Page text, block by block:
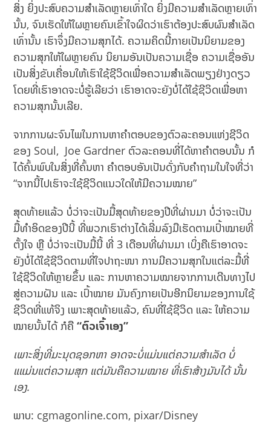
ສິ່ງ ຍິ່ງປະສົບຄວາມສຳເລັດຫຼາຍເທົ່າໃດ ຍິ່ງມີຄວາມສຳເລັດຫຼາຍເທົ່າ
ນັ້ນ, ຈົນເຮັດໃຫ້ໃຜຫຼາຍຄົນເຂົ້າໃຈຜິດວ່າເຮົາຕ້ອງປະສົບຜົນສຳເລັດ
ເທົ່ານັ້ນ ເຮົາຈຶ່ງມີຄວາມສຸກໄດ້. ຄວາມຄິດນີ້ກາຍເປັນນິຍາມຂອງ
ຄວາມສຸກໃຫ້ໃຜຫຼາຍຄົນ ນິຍາມອັນເປັນຄວາມເຊື່ອ ຄວາມເຊື່ອອັນ
ເປັນສິ່ງຂັບເຄື່ອນໃຫ້ເຮົາໃຊ້ຊີວິດເພື່ອຄວາມສຳເລັດພຽງຢ່າງດຽວ
ໂດຍທີ່ເຮົາອາດຈະບໍ່ຮູ້ເລີຍວ່າ ເຮົາອາດຈະຍັງບໍ່ໄດ້ໃຊ້ຊີວິດເພື່ອຫາ
ຄວາມສຸກນັ້ນເລີຍ.
ຈາກການຜະຈົນໄພໃນການຫາຄຳຕອບຂອງຕົວລະຄອນແຫ່ງຊີວິດ
ຂອງ Soul, Joe Gardner ຕົວລະຄອນທີ່ໄດ້ຫາຄຳຕອບນັ້ນ ກໍ
ໄດ້ຄົ້ນພົບໃນສິ່ງທີ່ຄົ້ນຫາ ຄຳຕອບອັນເປັນດັ່ງກັບຄຳຖາມໃນໃຈທີ່ວ່າ
“ຈາກນີ້ໄປເຮົາຈະໃຊ້ຊີວິດແນວໃດໃຫ້ມີຄວາມໝາຍ”
ສຸດທ້າຍແລ້ວ ບໍ່ວ່າຈະເປັນມື້ສຸດທ້າຍຂອງປີທີ່ຜ່ານມາ ບໍ່ວ່າຈະເປັນ
ມື້ທຳອິດຂອງປີນີ້ ທີ່ພວກເຮົາຕ່າງໄດ້ເລີ່ມລົງມືເຮັດຕາມເປົ້າໝາຍທີ່
ຕັ້ງໃຈ ຫຼື ບໍ່ວ່າຈະເປັນມື້ນີ້ ທີ່ 3 ເດືອນທີ່ຜ່ານມາ ເບິ່ງຄືເຮົາອາດຈະ
ຍັງບໍ່ໄດ້ໃຊ້ຊີວິດຕາມທີ່ໃຈປາຖະໜາ ການມີຄວາມສຸກໃນແຕ່ລະມື້ທີ່
ໃຊ້ຊີວິດໃຫ້ຫຼາຍຂຶ້ນ ແລະ ການຫາຄວາມໝາຍຈາກການເດີນທາງໄປ
ສູ່ຄວາມຝັນ ແລະ ເປົ້າໝາຍ ມັນຄົງກາຍເປັນອີກນິຍາມຂອງການໃຊ້
ຊີວິດທີ່ແທ້ຈິງ ເພາະສຸດທ້າຍແລ້ວ, ຄົນທີ່ໃຊ້ຊີວິດ ແລະ ໃຫ້ຄວາມ
ໝາຍນັ້ນໄດ້ ກໍຄື“ຕົວເຈົ້າເອງ”
ເພາະສິ່ງທີ່ມະນຸດຊອກຫາ ອາດຈະບໍ່ແມ່ນແຕ່ຄວາມສຳເລັດ ບໍ່
ແແມ່ນແຕ່ຄວາມສຸກ ແຕ່ມັນຄືຄວາມໝາຍ ທີ່ເຮົາສ້າງມັນໄດ້ ນັ້ນ
ເອງ.
ພາບ: cgmagonline.com, pixar/Disney